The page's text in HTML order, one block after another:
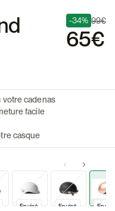
-34% 99€
65€
votre cadenas
facile
casque
Promo
Epuisé Promo
Epuisé Promo